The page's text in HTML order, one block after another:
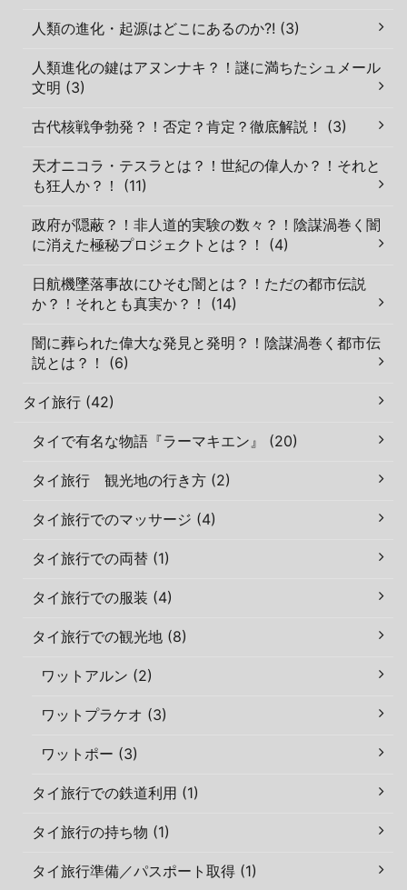
人類の進化・起源はどこにあるのか?! (3)
人類進化の鍵はアヌンナキ？！謎に満ちたシュメール
文明 (3)
古代核戦争勃発？！否定？肯定？徹底解説！ (3)
天才ニコラ・テスラとは？！世紀の偉人か？！それと
も狂人か？！ (11)
政府が隠蔽？！非人道的実験の数々？！陰謀渦巻く闇
に消えた極秘プロジェクトとは？！ (4)
日航機墜落事故にひそむ闇とは？！ただの都市伝説
か？！それとも真実か？！ (14)
闇に葬られた偉大な発見と発明？！陰謀渦巻く都市伝
説とは？！ (6)
タイ旅行 (42)
タイで有名な物語『ラーマキエン』 (20)
タイ旅行 観光地の行き方 (2)
タイ旅行でのマッサージ (4)
タイ旅行での両替 (1)
タイ旅行での服装 (4)
タイ旅行での観光地 (8)
ワットアルン (2)
ワットプラケオ (3)
ワットポー (3)
タイ旅行での鉄道利用 (1)
タイ旅行の持ち物 (1)
タイ旅行準備／パスポート取得 (1)